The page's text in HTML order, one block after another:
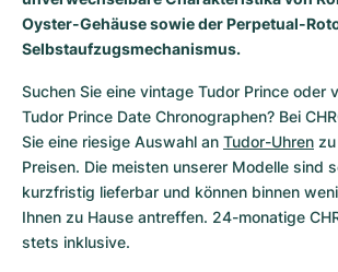
Oyster-Gehäuse sowie der Perpetual-
Selbstaufzugsmechanismus.
Suchen Sie eine vintage Tudor Prince oder
Tudor Prince Date Chronographen? Bei
Sie eine riesige Auswahl an Tudor-Uhren
Preisen. Die meisten unserer Modelle sind
kurzfristig lieferbar und können binnen
Ihnen zu Hause antreffen. 24-monatige
stets inklusive.